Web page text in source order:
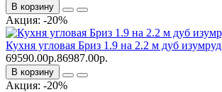
В корзину
Акция: -20%
Кухня угловая Бриз 1.9 на 2.2 м дуб изумруд
69590.00р.86987.00р.
В корзину
Акция: -20%